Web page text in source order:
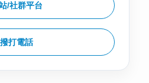
/社群平台
撥打電話